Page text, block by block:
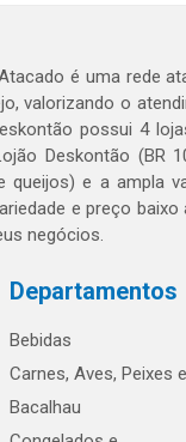
é uma rede
valorizando o
possui 4
Deskontão (BR
queijos) e a ampla
e preço
negócios.
Departamentos
Bebidas
Carnes, Aves, Peixes e
Bacalhau